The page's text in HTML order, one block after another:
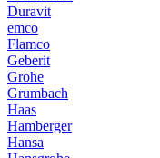
Duravit
emco
Flamco
Geberit
Grohe
Grumbach
Haas
Hamberger
Hansa